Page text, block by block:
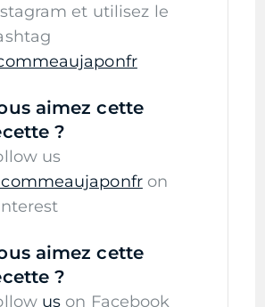
et utilisez le
aimez cette
?
us
on
aimez cette
?
us on Facebook